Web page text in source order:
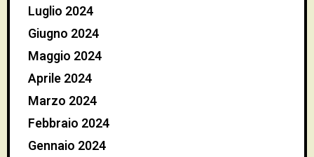
Luglio 2024
Giugno 2024
Maggio 2024
Aprile 2024
Marzo 2024
Febbraio 2024
Gennaio 2024